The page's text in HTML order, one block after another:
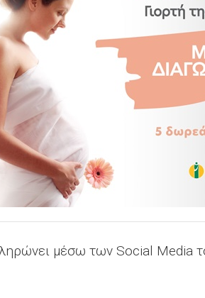
μέσω των Social Media